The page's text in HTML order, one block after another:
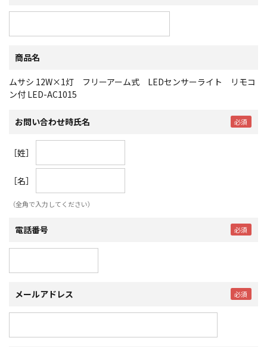
商品名
ムサシ 12W×1灯 フリーアーム式 LEDセンサーライト リモコ
ン付 LED-AC1015
お問い合わせ時氏名
［姓］
［名］
（全角で入力してください）
電話番号
メールアドレス